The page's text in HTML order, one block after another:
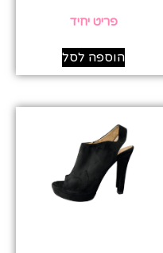
פריט יחיד
הוספה לסל